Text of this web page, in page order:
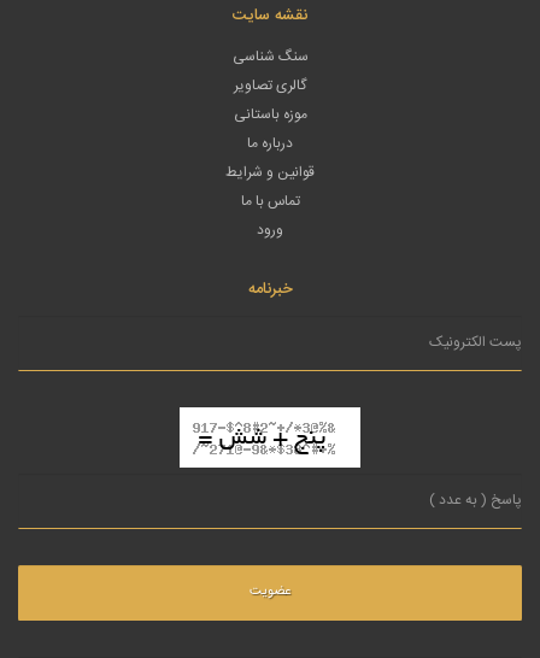
نقشه سایت
سنگ شناسی
گالری تصاویر
موزه باستانی
درباره ما
قوانین و شرایط
تماس با ما
ورود
خبرنامه